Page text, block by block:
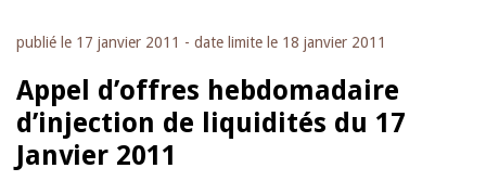
publié le 17 janvier 2011 - date limite le 18 janvier 2011
Appel d’offres hebdomadaire
d’injection de liquidités du 17
Janvier 2011